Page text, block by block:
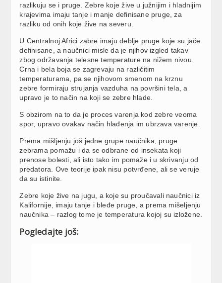
razlikuju se i pruge. Zebre koje žive u južnijim i hladnijim
krajevima imaju tanje i manje definisane pruge, za
razliku od onih koje žive na severu.
U Centralnoj Africi zabre imaju deblje pruge koje su jače
definisane, a naučnici misle da je njihov izgled takav
zbog održavanja telesne temperature na nižem nivou.
Crna i bela boja se zagrevaju na različitim
temperaturama, pa se njihovom smenom na krznu
zebre formiraju strujanja vazduha na površini tela, a
upravo je to način na koji se zebre hlade.
S obzirom na to da je proces varenja kod zebre veoma
spor, upravo ovakav način hlađenja im ubrzava varenje.
Prema mišljenju još jedne grupe naučnika, pruge
zebrama pomažu i da se odbrane od insekata koji
prenose bolesti, ali isto tako im pomaže i u skrivanju od
predatora. Ove teorije ipak nisu potvrđene, ali se veruje
da su istinite.
Zebre koje žive na jugu, a koje su proučavali naučnici iz
Kalifornije, imaju tanje i bleđe pruge, a prema mišeljenju
naučnika – razlog tome je temperatura kojoj su izložene.
Pogledajte još: